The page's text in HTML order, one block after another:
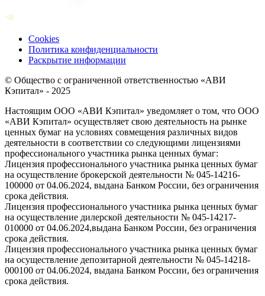
Cookies
Политика конфиденциальности
Раскрытие информации
© Общество с ограниченной ответственностью «АВИ
Кэпитал» - 2025
Настоящим ООО «АВИ Кэпитал» уведомляет о том, что ООО
«АВИ Кэпитал» осуществляет свою деятельность на рынке
ценных бумаг на условиях совмещения различных видов
деятельности в соответствии со следующими лицензиями
профессионального участника рынка ценных бумаг:
Лицензия профессионального участника рынка ценных бумаг
на осуществление брокерской деятельности № 045-14216-
100000 от 04.06.2024, выдана Банком России, без ограничения
срока действия.
Лицензия профессионального участника рынка ценных бумаг
на осуществление дилерской деятельности № 045-14217-
010000 от 04.06.2024,выдана Банком России, без ограничения
срока действия.
Лицензия профессионального участника рынка ценных бумаг
на осуществление депозитарной деятельности № 045-14218-
000100 от 04.06.2024, выдана Банком России, без ограничения
срока действия.